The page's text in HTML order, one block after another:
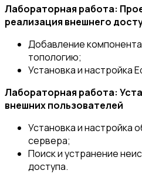
Лабораторная работа:
реализация внешнего
Добавление
топологию;
Установка и настройка
Лабораторная работа:
внешних пользователей
Установка и настройка
сервера;
Поиск и устранение
доступа.